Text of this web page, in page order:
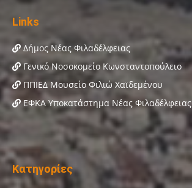
Links
Δήμος Νέας Φιλαδέλφειας
Γενικό Νοσοκομείο Κωνσταντοπούλειο
ΠΠΙΕΔ Μουσείο Φιλιώ Χαϊδεμένου
ΕΦΚΑ Υποκατάστημα Νέας Φιλαδέλφειας
Κατηγορίες